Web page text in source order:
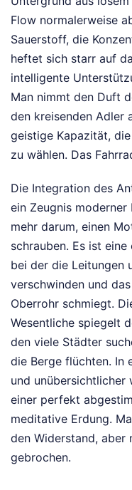
Flow normalerweise
Sauerstoff, die
heftet sich starr auf
intelligente
Man nimmt den Duft
den kreisenden Adler
geistige Kapazität,
zu wählen. Das
Die Integration des
ein Zeugnis
mehr darum, einen
schrauben. Es ist
bei der die Leitungen
verschwinden und
Oberrohr schmiegt.
Wesentliche spiegelt
den viele Städter
die Berge flüchten. In
und unübersichtlicher
einer perfekt
meditative Erdung.
den Widerstand, aber
gebrochen.